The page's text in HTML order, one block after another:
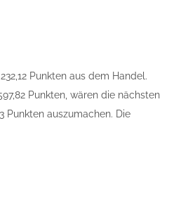
Punkten aus dem Handel.
Punkten, wären die nächsten
Punkten auszumachen. Die